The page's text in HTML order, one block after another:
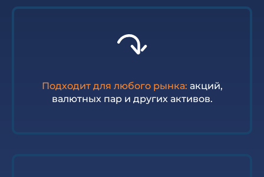
Подходит для любого рынка: акций,
валютных пар и других активов.